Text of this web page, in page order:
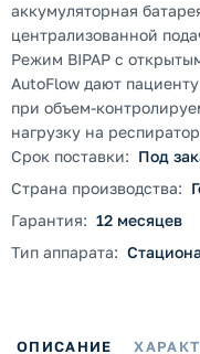
аккумуляторная
централизованной
Режим BIPAP с
AutoFlow дают
при объем-
нагрузку на
Срок поставки: Под
Страна производства:
Гарантия: 12 месяцев
Тип аппарата:
ОПИСАНИЕ